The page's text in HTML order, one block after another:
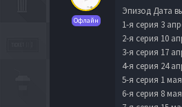
Офлайн
Эпизод Дата
1-я серия 3
2-я серия 10
3-я серия 17
4-я серия 24
5-я серия 1 мая
6-я серия 8 мая